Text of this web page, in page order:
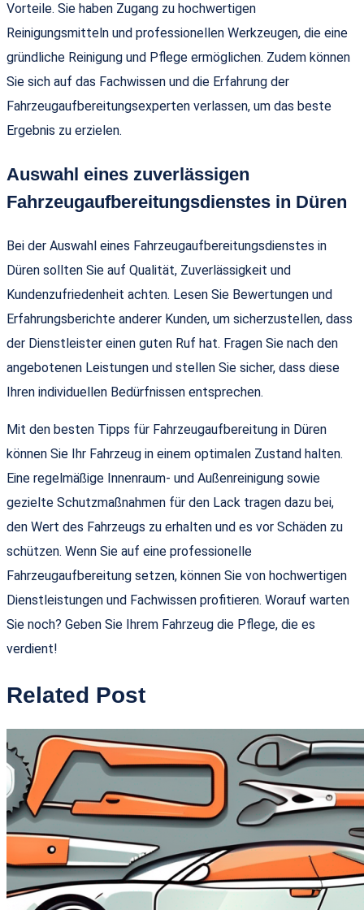
Vorteile. Sie haben Zugang zu hochwertigen
Reinigungsmitteln und professionellen Werkzeugen, die eine
gründliche Reinigung und Pflege ermöglichen. Zudem können
Sie sich auf das Fachwissen und die Erfahrung der
Fahrzeugaufbereitungsexperten verlassen, um das beste
Ergebnis zu erzielen.
Auswahl eines zuverlässigen
Fahrzeugaufbereitungsdienstes in Düren
Bei der Auswahl eines Fahrzeugaufbereitungsdienstes in
Düren sollten Sie auf Qualität, Zuverlässigkeit und
Kundenzufriedenheit achten. Lesen Sie Bewertungen und
Erfahrungsberichte anderer Kunden, um sicherzustellen, dass
der Dienstleister einen guten Ruf hat. Fragen Sie nach den
angebotenen Leistungen und stellen Sie sicher, dass diese
Ihren individuellen Bedürfnissen entsprechen.
Mit den besten Tipps für Fahrzeugaufbereitung in Düren
können Sie Ihr Fahrzeug in einem optimalen Zustand halten.
Eine regelmäßige Innenraum- und Außenreinigung sowie
gezielte Schutzmaßnahmen für den Lack tragen dazu bei,
den Wert des Fahrzeugs zu erhalten und es vor Schäden zu
schützen. Wenn Sie auf eine professionelle
Fahrzeugaufbereitung setzen, können Sie von hochwertigen
Dienstleistungen und Fachwissen profitieren. Worauf warten
Sie noch? Geben Sie Ihrem Fahrzeug die Pflege, die es
verdient!
Related Post